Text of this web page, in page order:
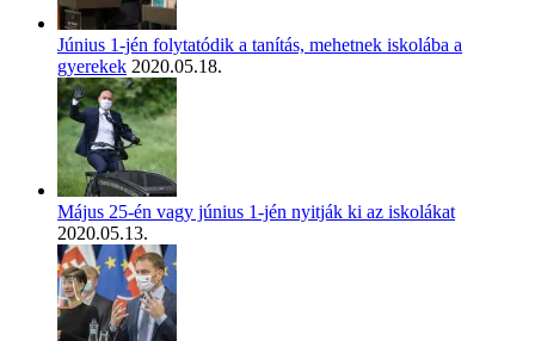
Június 1-jén folytatódik a tanítás, mehetnek iskolába a
gyerekek 2020.05.18.
Május 25-én vagy június 1-jén nyitják ki az iskolákat
2020.05.13.